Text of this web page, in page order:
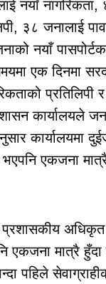
नयाँ नागरिकता,
३८ जनालाई
नयाँ
एक दिनमा
प्रतिलिपी
कार्यालयले
कार्यालयमा
एकजना
प्रशासकीय
एकजना मात्रै
पहिले